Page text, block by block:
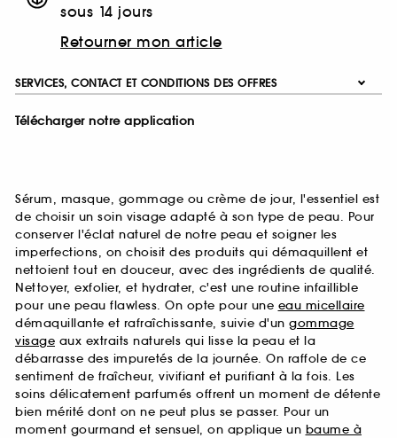
sous 14 jours
Retourner mon article
SERVICES, CONTACT ET CONDITIONS DES OFFRES
Télécharger notre application
Sérum, masque, gommage ou crème de jour, l'essentiel est
de choisir un soin visage adapté à son type de peau. Pour
conserver l'éclat naturel de notre peau et soigner les
imperfections, on choisit des produits qui démaquillent et
nettoient tout en douceur, avec des ingrédients de qualité.
Nettoyer, exfolier, et hydrater, c'est une routine infaillible
pour une peau flawless. On opte pour une eau micellaire
démaquillante et rafraîchissante, suivie d'un gommage
visage aux extraits naturels qui lisse la peau et la
débarrasse des impuretés de la journée. On raffole de ce
sentiment de fraîcheur, vivifiant et purifiant à la fois. Les
soins délicatement parfumés offrent un moment de détente
bien mérité dont on ne peut plus se passer. Pour un
moment gourmand et sensuel, on applique un baume à